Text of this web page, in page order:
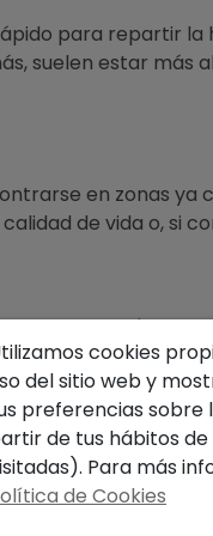
para repartir
suelen estar más
en zonas
de vida o, si
que esperar largos
en poco
mejoras, lo que
propiedadcon una
cookies
del sitio web y
preferencias sobre
de tus hábitos
Para más
de Cookies